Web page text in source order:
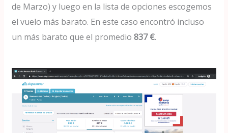
de Marzo) y luego en la lista de opciones escogemos
el vuelo más barato. En este caso encontró incluso
un más barato que el promedio837 €.